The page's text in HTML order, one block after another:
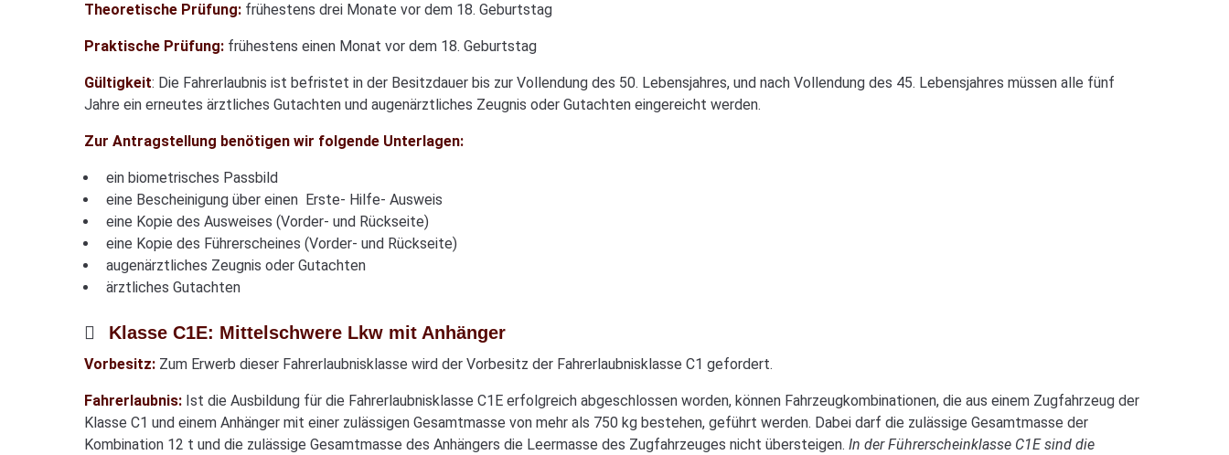
Theoretische Prüfung: frühestens drei Monate vor dem 18. Geburtstag
Praktische Prüfung: frühestens einen Monat vor dem 18. Geburtstag
Gültigkeit: Die Fahrerlaubnis ist befristet in der Besitzdauer bis zur Vollendung des 50. Lebensjahres, und nach Vollendung des 45. Lebensjahres müssen alle fünf
Jahre ein erneutes ärztliches Gutachten und augenärztliches Zeugnis oder Gutachten eingereicht werden.
Zur Antragstellung benötigen wir folgende Unterlagen:
ein biometrisches Passbild
eine Bescheinigung über einen Erste- Hilfe- Ausweis
eine Kopie des Ausweises (Vorder- und Rückseite)
eine Kopie des Führerscheines (Vorder- und Rückseite)
augenärztliches Zeugnis oder Gutachten
ärztliches Gutachten
Klasse C1E: Mittelschwere Lkw mit Anhänger
Vorbesitz: Zum Erwerb dieser Fahrerlaubnisklasse wird der Vorbesitz der Fahrerlaubnisklasse C1 gefordert.
Fahrerlaubnis: Ist die Ausbildung für die Fahrerlaubnisklasse C1E erfolgreich abgeschlossen worden, können Fahrzeugkombinationen, die aus einem Zugfahrzeug der
Klasse C1 und einem Anhänger mit einer zulässigen Gesamtmasse von mehr als 750 kg bestehen, geführt werden. Dabei darf die zulässige Gesamtmasse der
Kombination 12 t und die zulässige Gesamtmasse des Anhängers die Leermasse des Zugfahrzeuges nicht übersteigen. In der Führerscheinklasse C1E sind die